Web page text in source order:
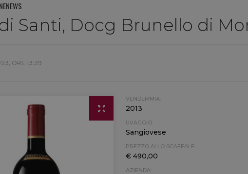
Santi, Docg Brunello di
ORE 13:39
VENDEMMIA:
2013
UVAGGIO:
Sangiovese
PREZZO ALLO SCAFFALE:
€ 490,00
AZIENDA: